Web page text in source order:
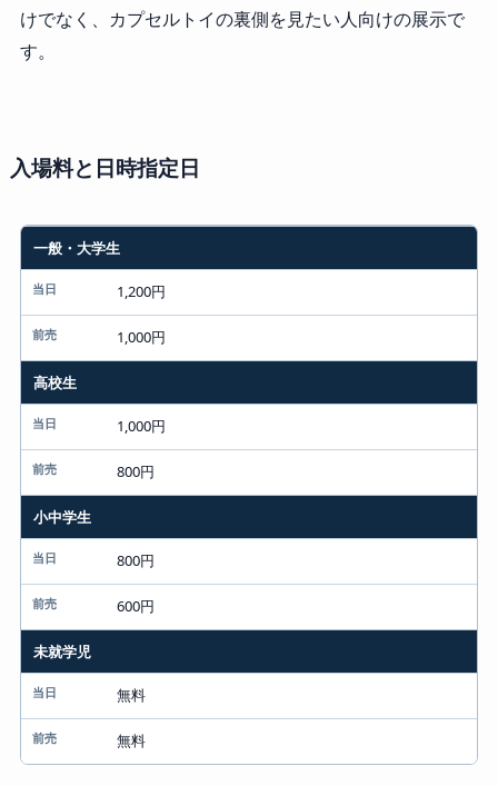
けでなく、カプセルトイの裏側を見たい人向けの展示で
す。
入場料と日時指定日
券種
当日
前売
一般・大学生
1,200円
1,000円
高校生
1,000円
800円
小中学生
800円
600円
未就学児
無料
無料